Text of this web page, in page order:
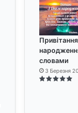
словами
3 Березня